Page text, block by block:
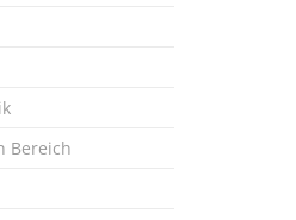
Bereich